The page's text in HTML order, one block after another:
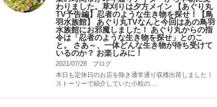
わりました。草刈りは夕方メイン 【あぐり丸
TV予告編】忍者のような生き物を探せ！【鳥
羽水族館】 あぐり丸TVなんと今回はあの鳥羽
水族館にお邪魔しました！ あぐり丸からの指
令は「忍者のような生き物を探せ」とのこ
と。 さあ～、一体どんな生き物が待ち受けて
いるのか？ お楽しみに！
2021/07/28
ブログ
本日も定休日のお店を除き通常通り収穫出荷しました！
ストーリーで紹介していた小粒の ...